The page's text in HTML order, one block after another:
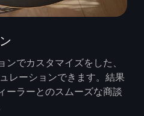
でカスタマイズをした、
レーションできます。結果
ーラーとのスムーズな商談